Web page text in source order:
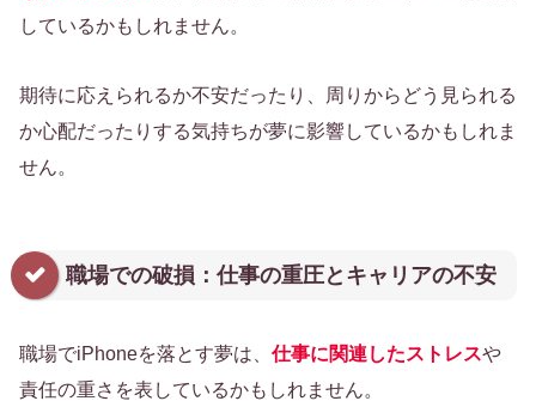
しているかもしれません。
期待に応えられるか不安だったり、周りからどう見られる
か心配だったりする気持ちが夢に影響しているかもしれま
せん。
職場での破損：仕事の重圧とキャリアの不安
職場でiPhoneを落とす夢は、 仕事に関連したストレスや
責任の重さを表しているかもしれません。